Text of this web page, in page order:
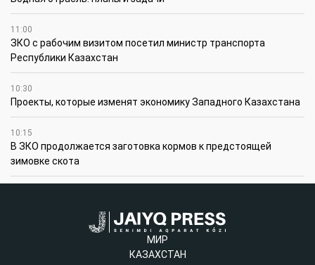
11:00
ЗКО с рабочим визитом посетил министр транспорта
Республики Казахстан
10:30
Проекты, которые изменят экономику Западного Казахстана
10:15
В ЗКО продолжается заготовка кормов к предстоящей
зимовке скота
МИР
КАЗАХСТАН